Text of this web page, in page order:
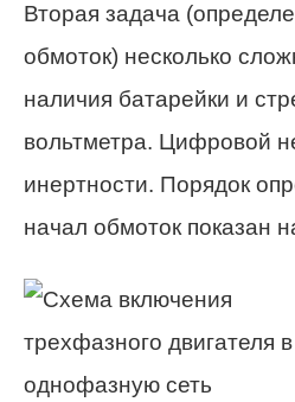
Вторая задача
обмоток) несколько
наличия батарейки и
вольтметра. Цифровой
инертности. Порядок
начал обмоток показан